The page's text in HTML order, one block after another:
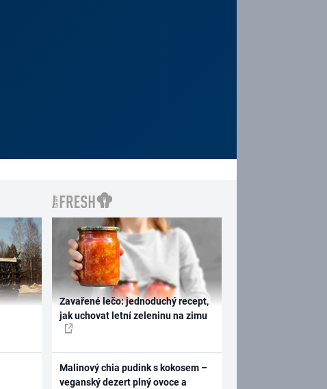
Zavařené lečo: jednoduchý recept,
jak uchovat letní zeleninu na zimu
Malinový chia pudink s kokosem –
veganský dezert plný ovoce a